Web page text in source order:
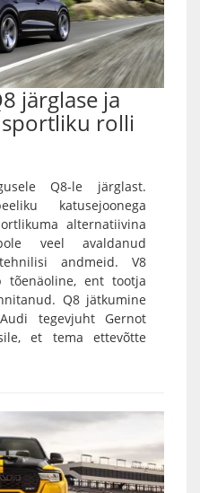
järglase ja
rolli
Q8-le järglast.
katusejoonega
alternatiivina
veel avaldanud
andmeid. V8
tõenäoline, ent tootja
Q8 jätkumine
tegevjuht Gernot
et tema ettevõtte